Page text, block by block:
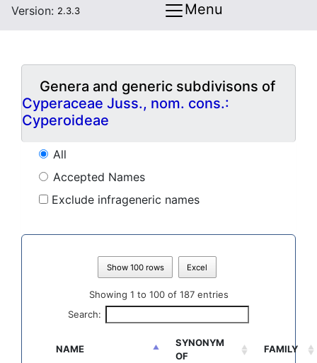
Version: 2.3.3 Menu
Genera and generic subdivisons of
Cyperaceae Juss., nom. cons.:
Cyperoideae
All
Accepted Names
Exclude infrageneric names
Show 100 rows Excel
Showing 1 to 100 of 187 entries
Search:
NAME
SYNONYM
OF
FAMILY